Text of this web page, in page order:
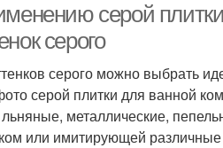
серой
серого
серого можно выбрать
серой плитки для ванной
металлические,
или имитирующей